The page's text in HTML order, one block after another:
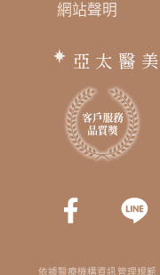
網站聲明
亞太醫
依據醫療機構資訊管理規範